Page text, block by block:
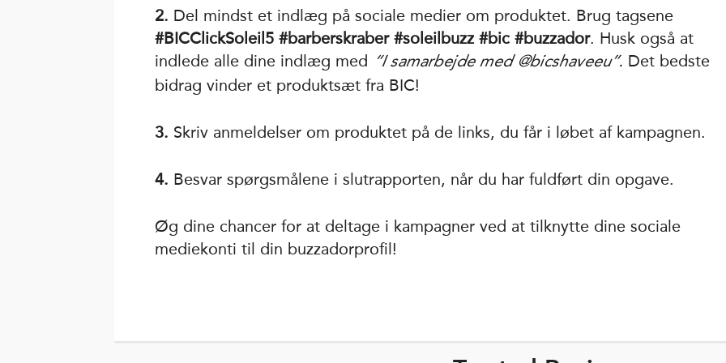
2. Del mindst et indlæg på sociale medier om produktet. Brug tagsene
#BICClickSoleil5 #barberskraber #soleilbuzz #bic #buzzador. Husk også at
indlede alle dine indlæg med “I samarbejde med @bicshaveeu”. Det bedste
bidrag vinder et produktsæt fra BIC!
3. Skriv anmeldelser om produktet på de links, du får i løbet af kampagnen.
4. Besvar spørgsmålene i slutrapporten, når du har fuldført din opgave.
Øg dine chancer for at deltage i kampagner ved at tilknytte dine sociale
mediekonti til din buzzadorprofil!